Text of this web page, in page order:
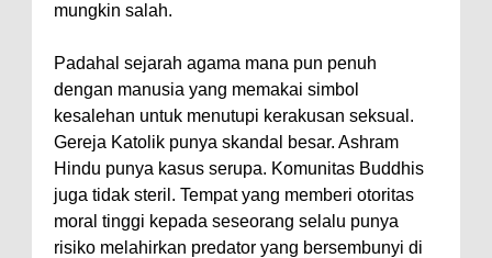
mungkin salah.
Padahal sejarah agama mana pun penuh
dengan manusia yang memakai simbol
kesalehan untuk menutupi kerakusan seksual.
Gereja Katolik punya skandal besar. Ashram
Hindu punya kasus serupa. Komunitas Buddhis
juga tidak steril. Tempat yang memberi otoritas
moral tinggi kepada seseorang selalu punya
risiko melahirkan predator yang bersembunyi di